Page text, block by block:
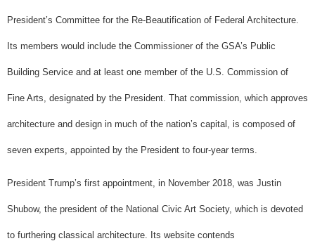
President’s Committee for the Re-Beautification of Federal Architecture.
Its members would include the Commissioner of the GSA’s Public
Building Service and at least one member of the U.S. Commission of
Fine Arts, designated by the President. That commission, which approves
architecture and design in much of the nation’s capital, is composed of
seven experts, appointed by the President to four-year terms.
President Trump’s first appointment, in November 2018, was Justin
Shubow, the president of the National Civic Art Society, which is devoted
to furthering classical architecture. Its website contends